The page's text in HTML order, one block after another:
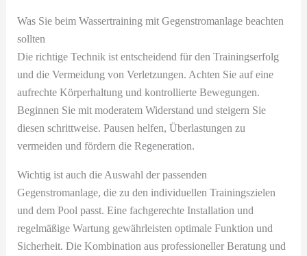
Was Sie beim Wassertraining mit Gegenstromanlage beachten
sollten
Die richtige Technik ist entscheidend für den Trainingserfolg
und die Vermeidung von Verletzungen. Achten Sie auf eine
aufrechte Körperhaltung und kontrollierte Bewegungen.
Beginnen Sie mit moderatem Widerstand und steigern Sie
diesen schrittweise. Pausen helfen, Überlastungen zu
vermeiden und fördern die Regeneration.
Wichtig ist auch die Auswahl der passenden
Gegenstromanlage, die zu den individuellen Trainingszielen
und dem Pool passt. Eine fachgerechte Installation und
regelmäßige Wartung gewährleisten optimale Funktion und
Sicherheit. Die Kombination aus professioneller Beratung und